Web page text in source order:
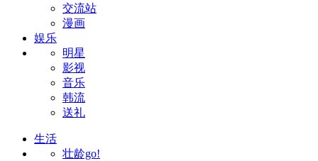
交流站
漫画
娱乐
明星
影视
音乐
韩流
送礼
生活
壮龄go!